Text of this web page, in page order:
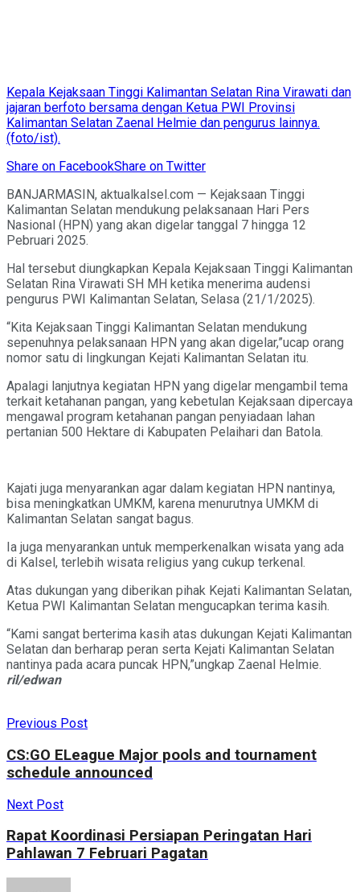
Kepala Kejaksaan Tinggi Kalimantan Selatan Rina Virawati dan
jajaran berfoto bersama dengan Ketua PWI Provinsi
Kalimantan Selatan Zaenal Helmie dan pengurus lainnya.
(foto/ist).
Share on FacebookShare on Twitter
BANJARMASIN, aktualkalsel.com — Kejaksaan Tinggi
Kalimantan Selatan mendukung pelaksanaan Hari Pers
Nasional (HPN) yang akan digelar tanggal 7 hingga 12
Pebruari 2025.
Hal tersebut diungkapkan Kepala Kejaksaan Tinggi Kalimantan
Selatan Rina Virawati SH MH ketika menerima audensi
pengurus PWI Kalimantan Selatan, Selasa (21/1/2025).
“Kita Kejaksaan Tinggi Kalimantan Selatan mendukung
sepenuhnya pelaksanaan HPN yang akan digelar,”ucap orang
nomor satu di lingkungan Kejati Kalimantan Selatan itu.
Apalagi lanjutnya kegiatan HPN yang digelar mengambil tema
terkait ketahanan pangan, yang kebetulan Kejaksaan dipercaya
mengawal program ketahanan pangan penyiadaan lahan
pertanian 500 Hektare di Kabupaten Pelaihari dan Batola.
Kajati juga menyarankan agar dalam kegiatan HPN nantinya,
bisa meningkatkan UMKM, karena menurutnya UMKM di
Kalimantan Selatan sangat bagus.
Ia juga menyarankan untuk memperkenalkan wisata yang ada
di Kalsel, terlebih wisata religius yang cukup terkenal.
Atas dukungan yang diberikan pihak Kejati Kalimantan Selatan,
Ketua PWI Kalimantan Selatan mengucapkan terima kasih.
“Kami sangat berterima kasih atas dukungan Kejati Kalimantan
Selatan dan berharap peran serta Kejati Kalimantan Selatan
nantinya pada acara puncak HPN,”ungkap Zaenal Helmie.
ril/edwan
Previous Post
CS:GO ELeague Major pools and tournament
schedule announced
Next Post
Rapat Koordinasi Persiapan Peringatan Hari
Pahlawan 7 Februari Pagatan